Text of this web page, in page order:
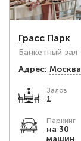
Грасс Парк
Банкетный зал
Адрес:
Залов
1
Паркинг
на 30
машин